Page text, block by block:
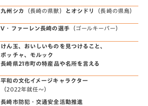
九州シカ （長崎の県獣） とオシドリ （長崎の県鳥）
V・ファーレン長崎の選手（ゴールキーパー）
けん玉、おいしいものを見つけること、
ボッチャ、モルック
長崎県21市町の特産品や名所を言える
平和の文化イメージキャラクター
（2022年就任〜）
長崎市防犯・交通安全活動推進